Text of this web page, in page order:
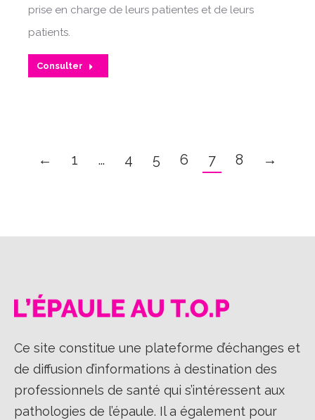
prise en charge de leurs patientes et de leurs
patients.
Consulter
← 1 … 4 5 6 7 8 →
Ce site constitue une plateforme d’échanges et
de diffusion d’informations à destination des
professionnels de santé qui s’intéressent aux
pathologies de l’épaule. Il a également pour